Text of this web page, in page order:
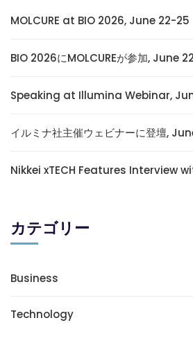
MOLCURE at BIO 2026, June 22-25
BIO 2026にMOLCUREが参加, June
Speaking at Illumina Webinar,
イルミナ社主催ウェビナーに登壇,
Nikkei xTECH Features Interview
カテゴリー
Business
Technology